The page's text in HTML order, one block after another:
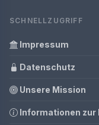
SCHNELLZUGRIFF
Impressum
Datenschutz
Unsere Mission
Informationen zur